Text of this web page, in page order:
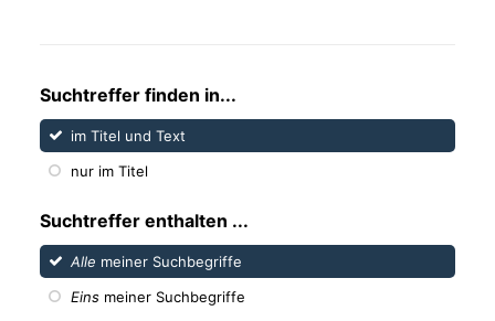
Suchtreffer finden in...
im Titel und Text
nur im Titel
Suchtreffer enthalten ...
Alle meiner Suchbegriffe
Eins meiner Suchbegriffe